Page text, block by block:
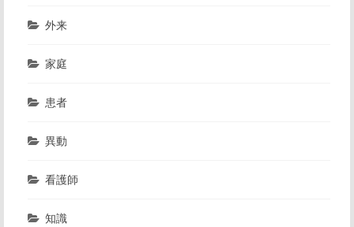
外来
家庭
患者
異動
看護師
知識